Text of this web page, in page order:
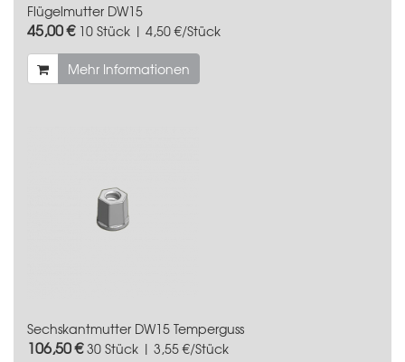
Flügelmutter DW15
45,00 € 10 Stück | 4,50 €/Stück
Mehr Informationen
Sechskantmutter DW15 Temperguss
106,50 €30 Stück | 3,55 €/Stück